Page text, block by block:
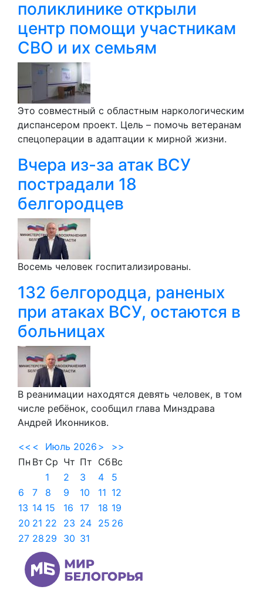
поликлинике открыли
центр помощи участникам
СВО и их семьям
Это совместный с областным наркологическим
диспансером проект. Цель – помочь ветеранам
спецоперации в адаптации к мирной жизни.
Вчера из-за атак ВСУ
пострадали 18
белгородцев
Восемь человек госпитализированы.
132 белгородца, раненых
при атаках ВСУ, остаются в
больницах
В реанимации находятся девять человек, в том
числе ребёнок, сообщил глава Минздрава
Андрей Иконников.
<< < Июль 2026 >
>>
Пн Вт Ср Чт Пт СбВс
1
2 3 4
5
6
7 8 9 10 11 12
13 14 15 16 17 18 19
20 21 22 23 24 25 26
27 28 29 30 31